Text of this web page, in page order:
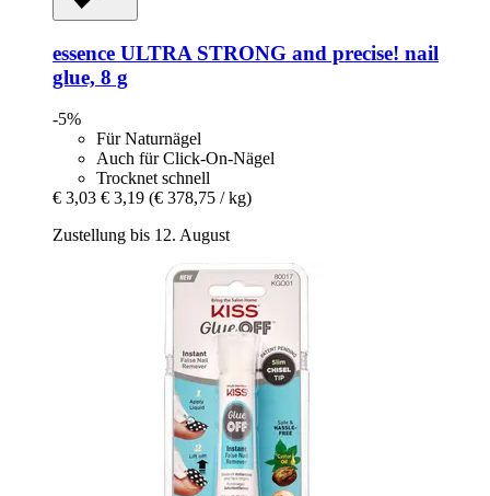
essence ULTRA STRONG and precise! nail
glue, 8 g
-5%
Für Naturnägel
Auch für Click-On-Nägel
Trocknet schnell
€ 3,03 € 3,19 (€ 378,75 / kg)
Zustellung bis 12. August